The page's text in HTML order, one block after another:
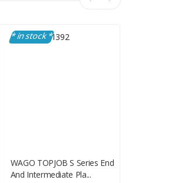
* in stock *
WAGO TOPJOB S Series End
And Intermediate Pla...